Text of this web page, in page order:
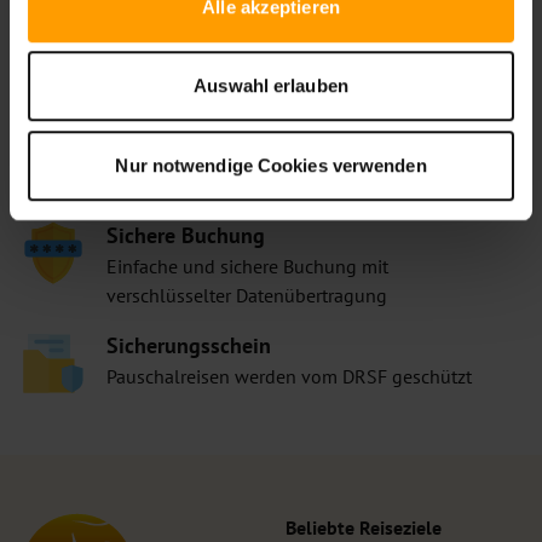
Alle akzeptieren
Auswahl erlauben
Nur notwendige Cookies verwenden
Ihre Vorteile bei ETI
Bei uns buchen Sie immer zum besten Preis
Sichere Buchung
Einfache und sichere Buchung mit
verschlüsselter Datenübertragung
Sicherungsschein
Pauschalreisen werden vom DRSF geschützt
Beliebte Reiseziele